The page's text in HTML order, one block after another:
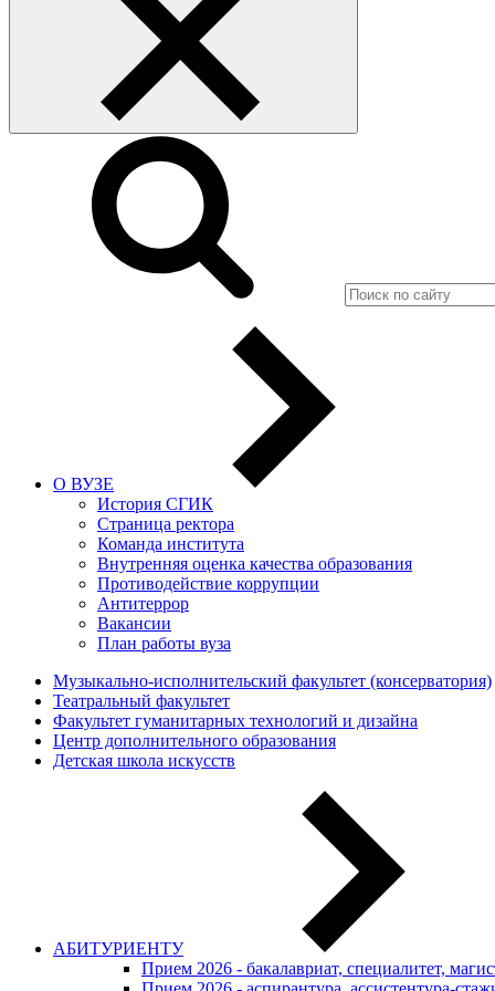
О ВУЗЕ
История СГИК
Страница ректора
Команда института
Внутренняя оценка качества образования
Противодействие коррупции
Антитеррор
Вакансии
План работы вуза
Музыкально-исполнительский факультет (консерватория)
Театральный факультет
Факультет гуманитарных технологий и дизайна
Центр дополнительного образования
Детская школа искусств
АБИТУРИЕНТУ
Прием 2026 - бакалавриат, специалитет,